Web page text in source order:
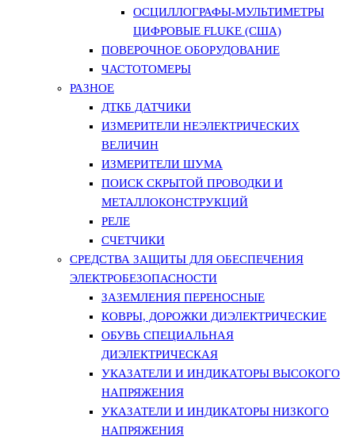
ОСЦИЛЛОГРАФЫ-МУЛЬТИМЕТРЫ
ЦИФРОВЫЕ FLUKE (США)
ПОВЕРОЧНОЕ ОБОРУДОВАНИЕ
ЧАСТОТОМЕРЫ
РАЗНОЕ
ДТКБ ДАТЧИКИ
ИЗМЕРИТЕЛИ НЕЭЛЕКТРИЧЕСКИХ
ВЕЛИЧИН
ИЗМЕРИТЕЛИ ШУМА
ПОИСК СКРЫТОЙ ПРОВОДКИ И
МЕТАЛЛОКОНСТРУКЦИЙ
РЕЛЕ
СЧЕТЧИКИ
СРЕДСТВА ЗАЩИТЫ ДЛЯ ОБЕСПЕЧЕНИЯ
ЭЛЕКТРОБЕЗОПАСНОСТИ
ЗАЗЕМЛЕНИЯ ПЕРЕНОСНЫЕ
КОВРЫ, ДОРОЖКИ ДИЭЛЕКТРИЧЕСКИЕ
ОБУВЬ СПЕЦИАЛЬНАЯ
ДИЭЛЕКТРИЧЕСКАЯ
УКАЗАТЕЛИ И ИНДИКАТОРЫ ВЫСОКОГО
НАПРЯЖЕНИЯ
УКАЗАТЕЛИ И ИНДИКАТОРЫ НИЗКОГО
НАПРЯЖЕНИЯ